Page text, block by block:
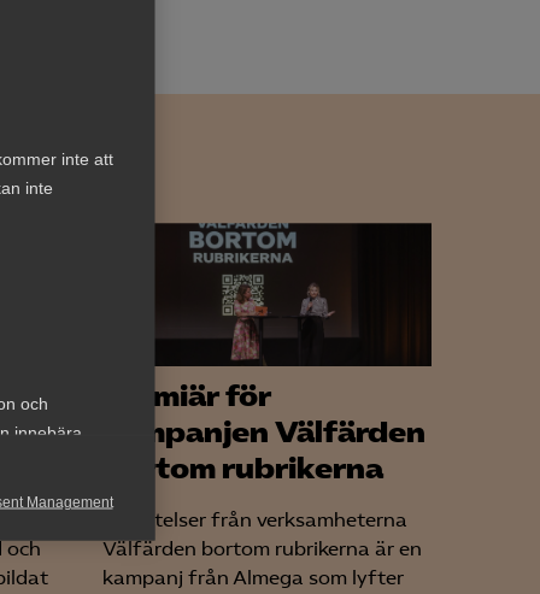
inte att
inte
och
innebära
Management
Premiär för
kampanjen Välfärden
bortom rubrikerna
Berättelser från verksamheterna
Välfärden bortom rubrikerna är en
kampanj från Almega som lyfter